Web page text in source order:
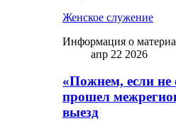
Женское служение
Информация о
апр 22 2026
«Пожнем, если не
прошел
выезд